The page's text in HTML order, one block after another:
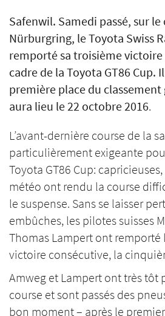
Safenwil. Samedi passé, sur
Nürburgring, le Toyota Swiss
remporté sa troisième victoire
cadre de la Toyota GT86 Cup.
première place du
aura lieu le 22 octobre 2016.
L’avant-dernière course de la
particulièrement exigeante
Toyota GT86 Cup:
météo ont rendu la course
le suspense. Sans se laisser
embûches, les pilotes suisses
Thomas Lampert ont remporté
victoire consécutive, la
Amweg et Lampert ont très tôt
course et sont passés des
bon moment – après le